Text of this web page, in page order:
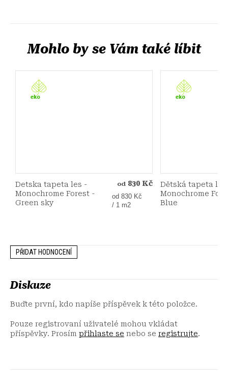
Detska tapeta les -
Monochrome Forest -
Green sky
od 830 Kč
Měrná
cena:
od 830 Kč
/ 1 m2
Dětská tapeta les
Monochrome
Blue
PŘIDAT HODNOCENÍ
Diskuze
Buďte první, kdo napíše příspěvek k této položce.
Pouze registrovaní uživatelé mohou vkládat
příspěvky. Prosím přihlaste se nebo se registrujte.